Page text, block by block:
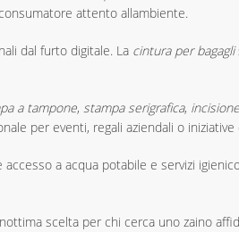
attento allambiente.
dal furto digitale. La cintura per bagagli
a tampone, stampa serigrafica,
per eventi, regali aziendali o iniziative
a acqua potabile e servizi
scelta per chi cerca uno zaino